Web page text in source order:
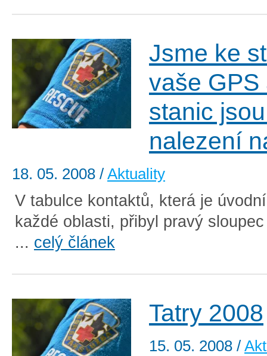
Jsme ke
vaše GPS
stanic
nalezení
18. 05. 2008 / Aktuality
V tabulce kontaktů, která je
každé oblasti, přibyl pravý
... celý článek
Tatry 2008
15. 05. 2008 /